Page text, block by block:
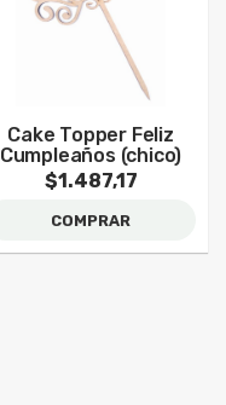
Cake Topper Feliz
Cumpleaños (chico)
$1.487,17
COMPRAR